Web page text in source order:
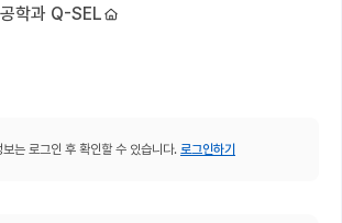
학과 Q-SEL
보는 로그인 후 확인할 수 있습니다. 로그인하기